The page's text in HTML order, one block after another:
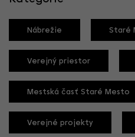
Nábrežie Staré
Verejný priestor
Mestská časť Staré Mesto
Verejné projekty